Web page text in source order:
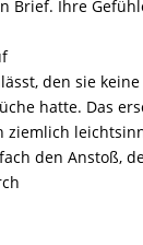
Brief. Ihre
den sie
hatte. Das
ziemlich
den Anstoß,